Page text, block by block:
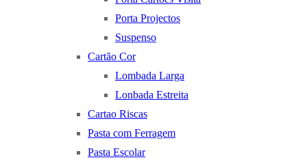
Porta Projectos
Suspenso
Cartão Cor
Lombada Larga
Lonbada Estreita
Cartao Riscas
Pasta com Ferragem
Pasta Escolar